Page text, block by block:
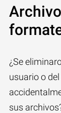
¿Se
usuario o
sus